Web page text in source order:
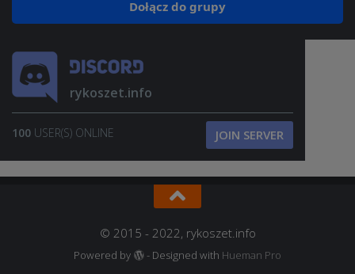
Dołącz do grupy
rykoszet.info
100 USER(S) ONLINE JOIN SERVER
© 2015 - 2022, rykoszet.info
Powered by - Designed with Hueman Pro